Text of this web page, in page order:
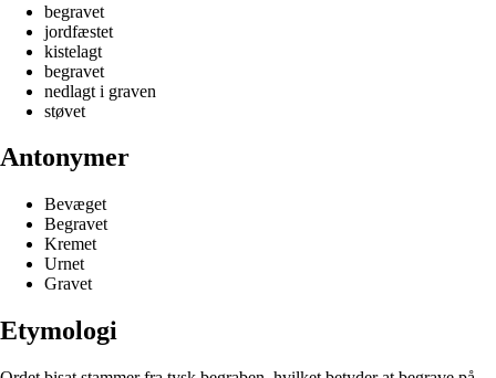
begravet
jordfæstet
kistelagt
begravet
nedlagt i graven
støvet
Antonymer
Bevæget
Begravet
Kremet
Urnet
Gravet
Etymologi